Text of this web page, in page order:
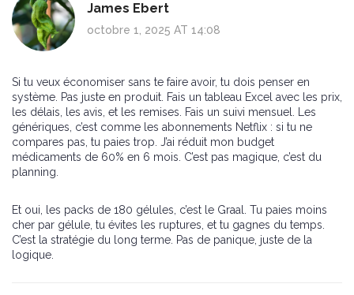
James Ebert
octobre 1, 2025 AT 14:08
Si tu veux économiser sans te faire avoir, tu dois penser en
système. Pas juste en produit. Fais un tableau Excel avec les prix,
les délais, les avis, et les remises. Fais un suivi mensuel. Les
génériques, c’est comme les abonnements Netflix : si tu ne
compares pas, tu paies trop. J’ai réduit mon budget
médicaments de 60% en 6 mois. C’est pas magique, c’est du
planning.
Et oui, les packs de 180 gélules, c’est le Graal. Tu paies moins
cher par gélule, tu évites les ruptures, et tu gagnes du temps.
C’est la stratégie du long terme. Pas de panique, juste de la
logique.